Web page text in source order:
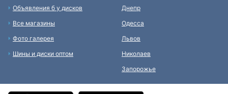
Объявления б у дисков
Все магазины
Фото галерея
Шины и диски оптом
Днепр
Одесса
Львов
Николаев
Запорожье